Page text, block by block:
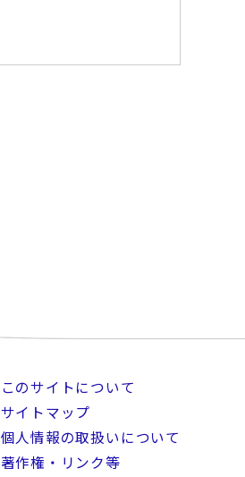
このサイトについて
サイトマップ
個人情報の取扱いについて
著作権・リンク等